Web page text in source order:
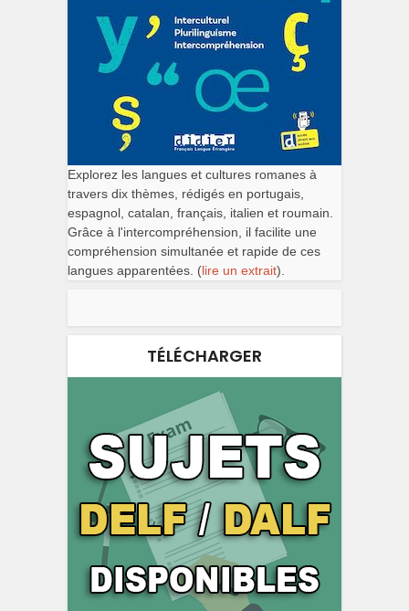
Explorez les langues et cultures romanes à
travers dix thèmes, rédigés en portugais,
espagnol, catalan, français, italien et roumain.
Grâce à l'intercompréhension, il facilite une
compréhension simultanée et rapide de ces
langues apparentées. (lire un extrait).
TÉLÉCHARGER